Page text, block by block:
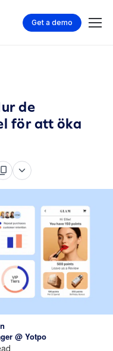
Get a demo
de
för att öka
@ Yotpo